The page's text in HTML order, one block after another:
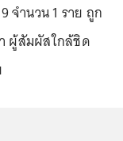
จำนวน 1 ราย ถูก
ผู้สัมผัสใกล้ชิด